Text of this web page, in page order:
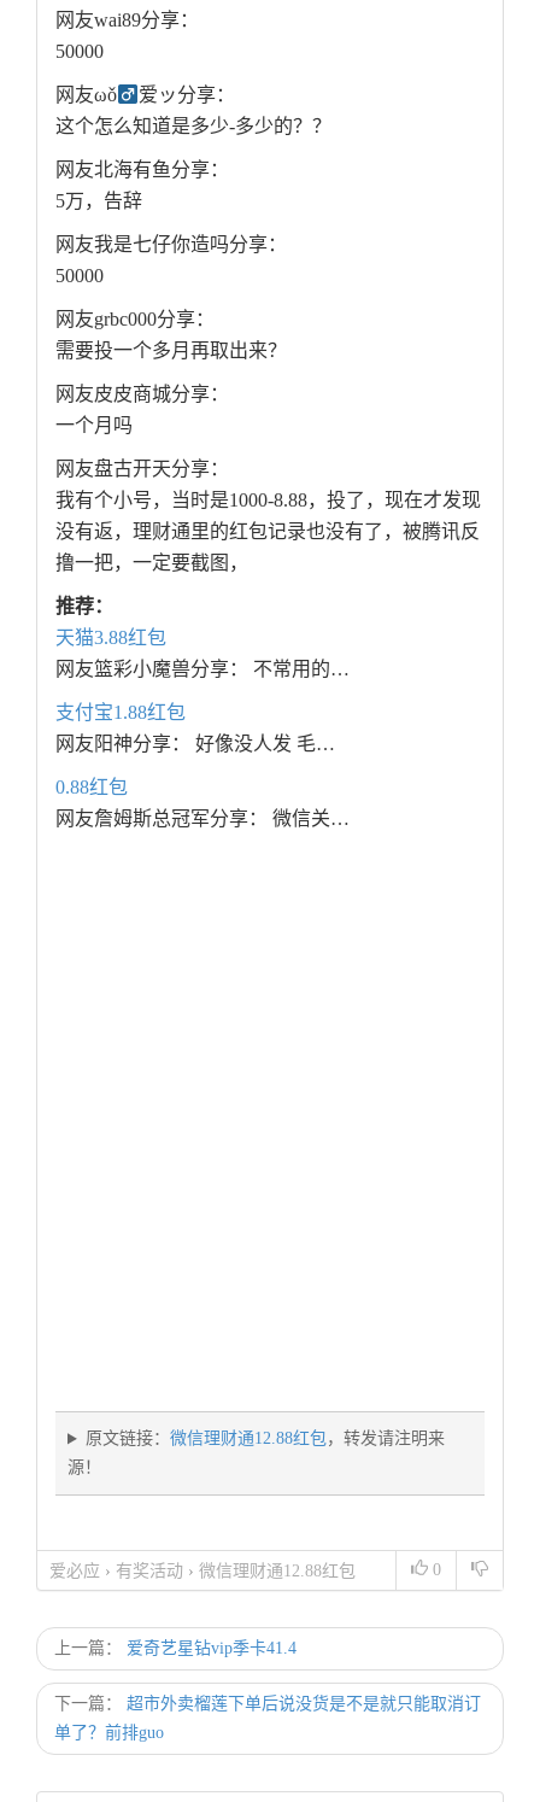
网友wai89分享：
50000
网友ωǒ
爱ッ分享：
这个怎么知道是多少-多少的？？
网友北海有鱼分享：
5万，告辞
网友我是七仔你造吗分享：
50000
网友grbc000分享：
需要投一个多月再取出来？
网友皮皮商城分享：
一个月吗
网友盘古开天分享：
我有个小号，当时是1000-8.88，投了，现在才发现
没有返，理财通里的红包记录也没有了，被腾讯反
撸一把，一定要截图，
推荐：
天猫3.88红包
网友篮彩小魔兽分享： 不常用的…
支付宝1.88红包
网友阳神分享： 好像没人发 毛…
0.88红包
网友詹姆斯总冠军分享： 微信关…
原文链接： 微信理财通12.88红包，转发请注明来
源！
0
爱必应 › 有奖活动 › 微信理财通12.88红包
上一篇： 爱奇艺星钻vip季卡41.4
下一篇：
超市外卖榴莲下单后说没货是不是就只能取消订
单了？前排guo